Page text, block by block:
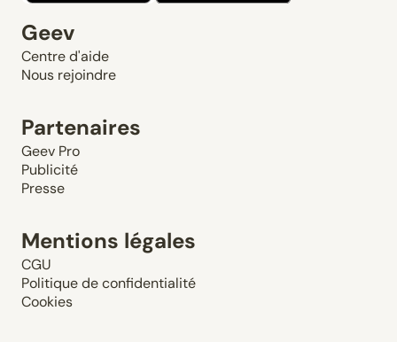
Geev
Centre d'aide
Nous rejoindre
Partenaires
Geev Pro
Publicité
Presse
Mentions légales
CGU
Politique de confidentialité
Cookies